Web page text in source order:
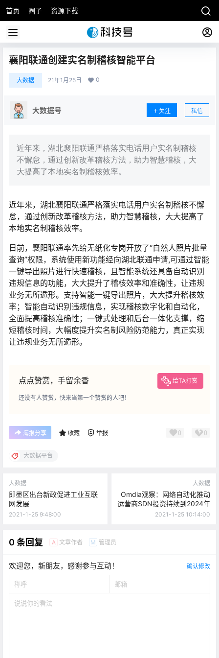
首页 圈子 资源下载
襄阳联通创建实名制稽核智能平台
大数据 21年1月25日 0
大数据号 关注 私信
近年来，湖北襄阳联通严格落实电话用户实名制稽核
不懈怠，通过创新改革稽核方法，助力智慧稽核，大
大提高了本地实名制稽核效率。
近年来，湖北襄阳联通严格落实电话用户实名制稽核不懈
怠，通过创新改革稽核方法，助力智慧稽核，大大提高了
本地实名制稽核效率。
日前，襄阳联通率先给无纸化专岗开放了“自然人照片批量
查询”权限，系统使用新功能经向湖北联通申请,可通过智能
一键导出照片进行快速稽核，且智能系统还具备自动识别
违规信息的功能，大大提升了稽核效率和准确性，让违规
业务无所遁形。支持智能一键导出照片，大大提升稽核效
率；智能自动识别违规信息，实现稽核数字化和自动化，
全面提高稽核准确性；一键式处理和后台一体化支撑，缩
短稽核时间，大幅度提升实名制风险防范能力，真正实现
让违规业务无所遁形。
点点赞赏，手留余香 给TA打赏
还没有人赞赏，快来当第一个赞赏的人吧！
海报分享 收藏 举报 0 0
大数据平台
大数据
即墨区出台新政促进工业互联
网发展
2021-1-25 9:48:00
大数据
Omdia观察：网络自动化推动
运营商SDN投资持续到2024年
2021-1-25 10:14:00
0 条回复 A 文章作者 M 管理员
欢迎您，新朋友，感谢参与互动！ 确认修改